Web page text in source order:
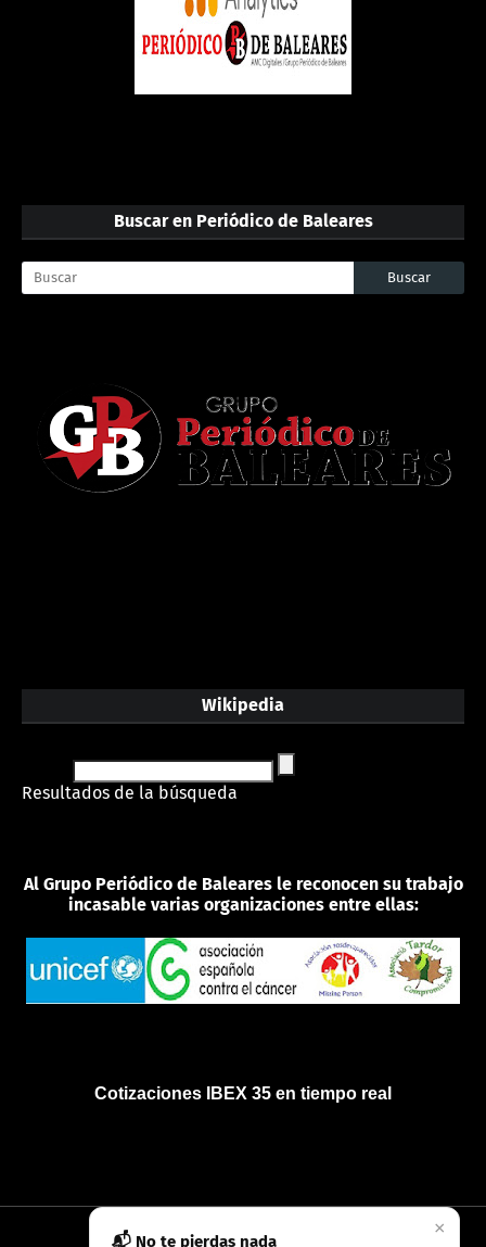
Buscar en Periódico de Baleares
Wikipedia
Resultados de la búsqueda
Al Grupo Periódico de Baleares le reconocen su trabajo
incasable varias organizaciones entre ellas:
Cotizaciones IBEX 35 en tiempo real
INICIO QUIÉNES SOMOS POLÍTICA DE PRIVACIDAD
×
📬 No te pierdas nada